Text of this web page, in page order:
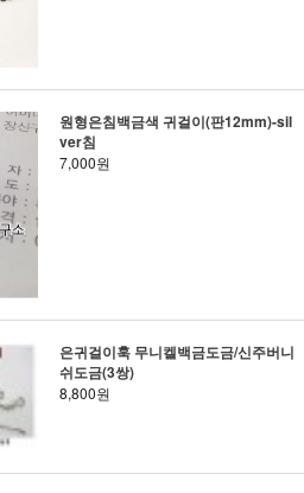
원형은침백금색 귀걸이(판12mm)-sil
ver침
7,000원
은귀걸이훅 무니켈백금도금/신주버니
쉬도금(3쌍)
8,800원